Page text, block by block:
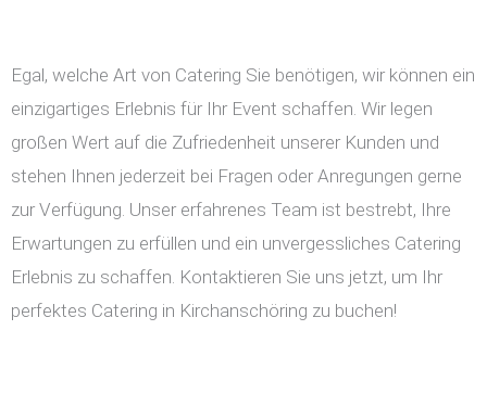
Egal, welche Art von Catering Sie benötigen, wir können ein
einzigartiges Erlebnis für Ihr Event schaffen. Wir legen
großen Wert auf die Zufriedenheit unserer Kunden und
stehen Ihnen jederzeit bei Fragen oder Anregungen gerne
zur Verfügung. Unser erfahrenes Team ist bestrebt, Ihre
Erwartungen zu erfüllen und ein unvergessliches Catering
Erlebnis zu schaffen. Kontaktieren Sie uns jetzt, um Ihr
perfektes Catering in Kirchanschöring zu buchen!